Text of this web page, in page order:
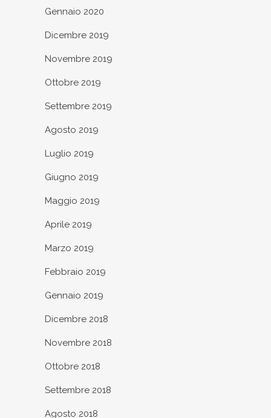
Gennaio 2020
Dicembre 2019
Novembre 2019
Ottobre 2019
Settembre 2019
Agosto 2019
Luglio 2019
Giugno 2019
Maggio 2019
Aprile 2019
Marzo 2019
Febbraio 2019
Gennaio 2019
Dicembre 2018
Novembre 2018
Ottobre 2018
Settembre 2018
Agosto 2018